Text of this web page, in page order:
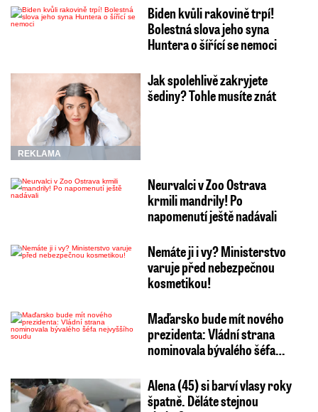
Biden kvůli rakovině trpí!
Bolestná slova jeho syna
Huntera o šířící se nemoci
REKLAMA
Jak spolehlivě zakryjete
šediny? Tohle musíte znát
Neurvalci v Zoo Ostrava
krmili mandrily! Po
napomenutí ještě nadávali
Nemáte ji i vy? Ministerstvo
varuje před nebezpečnou
kosmetikou!
Maďarsko bude mít nového
prezidenta: Vládní strana
nominovala bývalého šéfa…
Alena (45) si barví vlasy roky
špatně. Děláte stejnou